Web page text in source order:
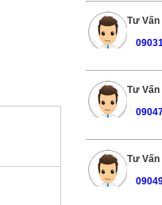
Tư Vấn
Tư Vấn
Tư Vấn